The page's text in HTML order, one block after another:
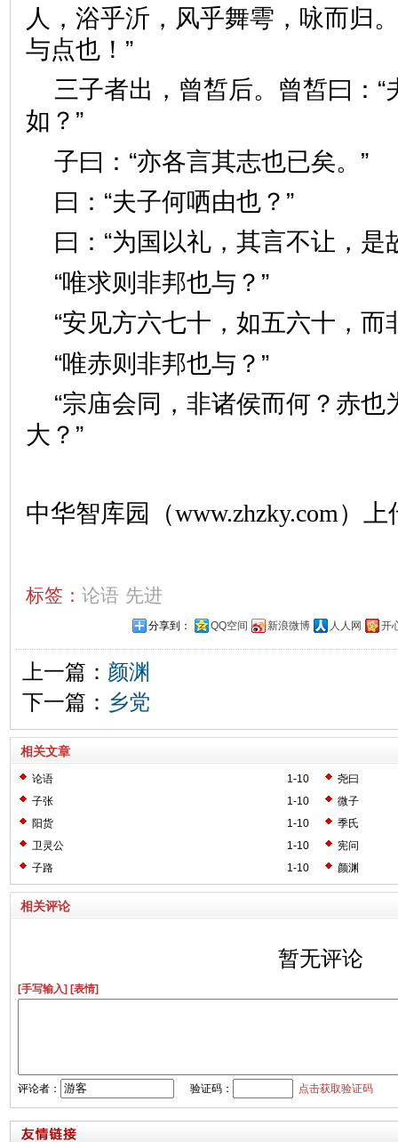
人，浴乎沂，风乎舞雩，咏而归
与点也！”
三子者出，曾皙后。曾皙曰：“
如？”
子曰：“亦各言其志也已矣
曰：“夫子何哂由也？”
曰：“为国以礼，其言不让
“唯求则非邦也与？”
“安见方六七十，如五六十
“唯赤则非邦也与？”
“宗庙会同，非诸侯而何？赤也
大？”
中华智库园（www.zhzky.com）上
标签： 论语 先进
分享到： QQ空间 新浪微博 人人网 开
上一篇： 颜渊
下一篇： 乡党
相关文章
1-10
论语
尧曰
1-10
子张
微子
1-10
阳货
季氏
1-10
卫灵公
宪问
1-10
子路 颜渊
相关评论
暂无评论
[手写输入] [表情]
评论者： 验证码： 点击获取验证码